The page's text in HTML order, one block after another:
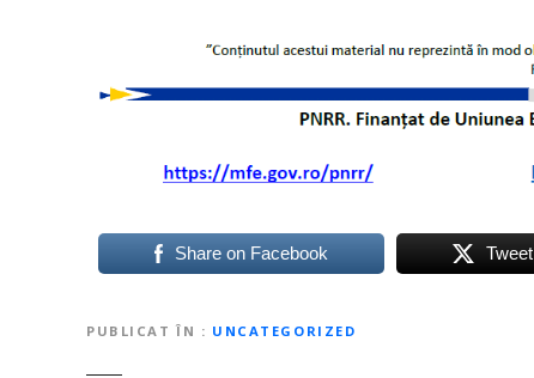
Share on Facebook Tweet
PUBLICAT ÎN UNCATEGORIZED